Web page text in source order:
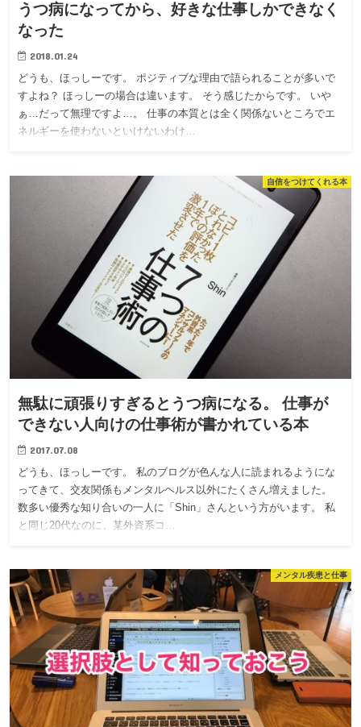
うつ病になってから、好きな仕事しかできなく
なった
2018.01.24
どうも、ほっしーです。 ポジティブな理由で語られることが多いで
すよね？ ほっしーの場合は違います。 そう感じたからです。 いや
ぁ…だって無理ですよ…。 仕事の本質とは全く関係ないところでエ
ネルギーを使わないといけないわけ…
自信をつけてくれる本
無駄に頑張りすぎるとうつ病になる。 仕事が
できない人向けの仕事術が書かれている本
2017.07.08
どうも、ほっしーです。 私のブログが色んな人に読まれるようにな
ってきて、交友関係もメンタルヘルス以外にたくさん増えました。
数多い優秀な知り合いの一人に「Shin」さんという方がいます。 私
と同じ20代なのに、某外資系コ…
メンタル疾患と仕事